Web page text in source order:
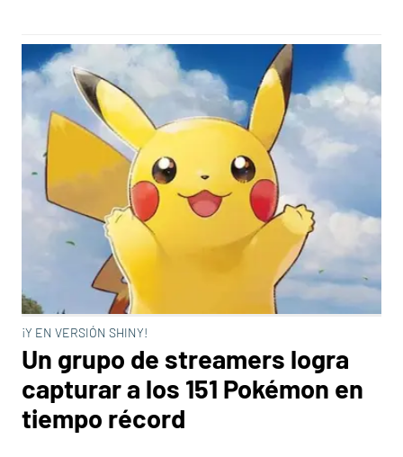
¡Y EN VERSIÓN SHINY!
Un grupo de streamers logra
capturar a los 151 Pokémon en
tiempo récord